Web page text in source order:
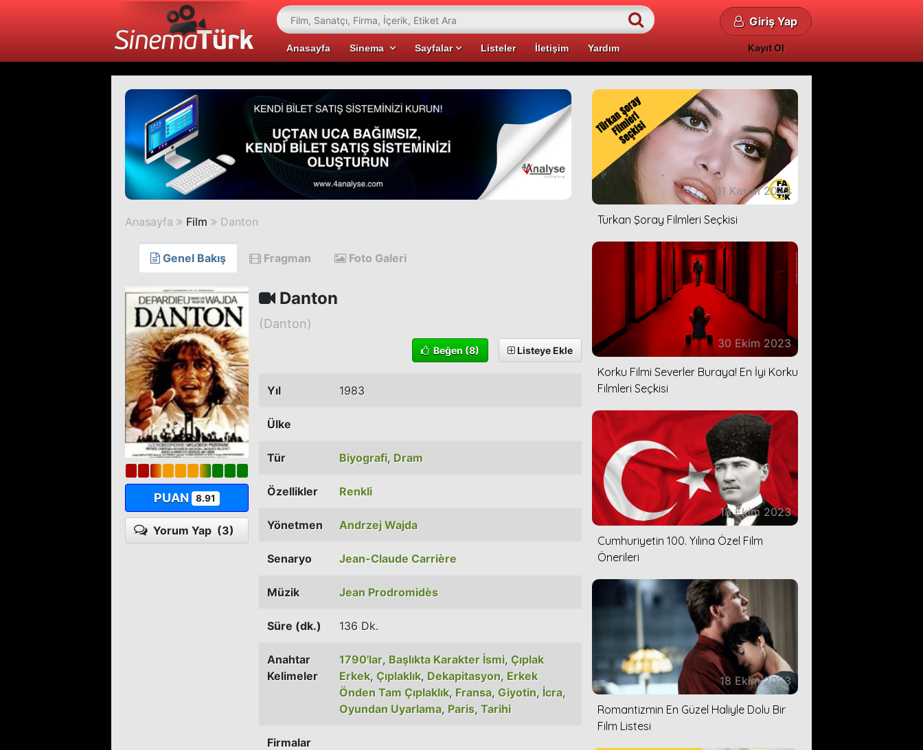
Anasayfa Sinema Sayfalar Listeler İletişim Yardım
Giriş Yap
Kayıt Ol
Anasayfa Film Danton
Genel Bakış Fragman Foto Galeri
PUAN 8.91
Yorum Yap (3)
Danton
(Danton)
Beğen (8) Listeye Ekle
Yıl 1983
Ülke
Tür Biyografi, Dram
Özellikler Renkli
Yönetmen Andrzej Wajda
Senaryo Jean-Claude Carrière
Müzik Jean Prodromidès
Süre (dk.) 136 Dk.
Anahtar
Kelimeler
1790'lar, Başlıkta Karakter İsmi, Çıplak
Erkek, Çıplaklık, Dekapitasyon, Erkek
Önden Tam Çıplaklık, Fransa, Giyotin, İcra,
Oyundan Uyarlama, Paris, Tarihi
Firmalar
01 Kasım 2023
Türkan Şoray Filmleri Seçkisi
30 Ekim 2023
Korku Filmi Severler Buraya! En İyi Korku
Filmleri Seçkisi
18 Ekim 2023
Cumhuriyetin 100. Yılına Özel Film
Önerileri
18 Ekim 2023
Romantizmin En Güzel Haliyle Dolu Bir
Film Listesi